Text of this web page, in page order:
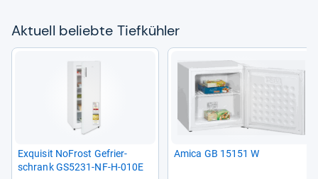
Aktu­ell beliebte Tief­küh­ler
Exqui­sit NoFrost Gefrier­
schrank GS5231-​NF-​H-​010E
Amica GB 15151 W